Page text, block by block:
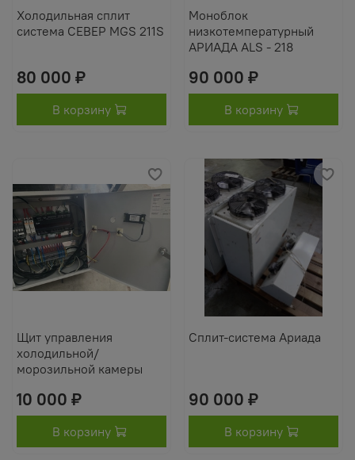
Холодильная сплит
система СЕВЕР MGS 211S
80 000 ₽
В корзину
Моноблок
низкотемпературный
АРИАДА ALS - 218
90 000 ₽
В корзину
Щит управления
холодильной/
морозильной камеры
10 000 ₽
В корзину
Сплит-система Ариада
90 000 ₽
В корзину